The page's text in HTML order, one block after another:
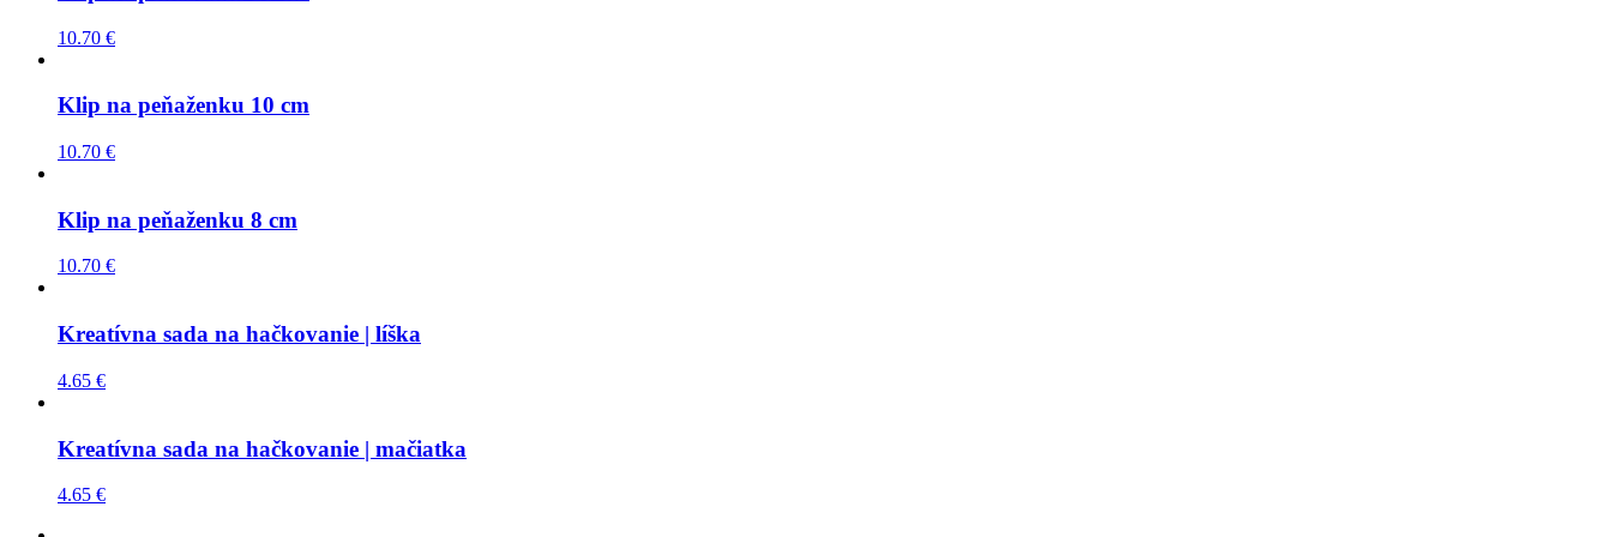
10.70 €
Klip na peňaženku 10 cm
10.70 €
Klip na peňaženku 8 cm
10.70 €
Kreatívna sada na hačkovanie | líška
4.65 €
Kreatívna sada na hačkovanie | mačiatka
4.65 €